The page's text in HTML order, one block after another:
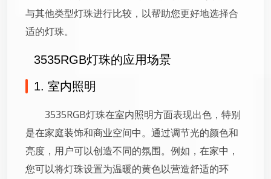
与其他类型灯珠进行比较，以帮助您更好地选择合
适的灯珠。
3535RGB灯珠的应用场景
1. 室内照明
3535RGB灯珠在室内照明方面表现出色，特别
是在家庭装饰和商业空间中。通过调节光的颜色和
亮度，用户可以创造不同的氛围。例如，在家中，
您可以将灯珠设置为温暖的黄色以营造舒适的环